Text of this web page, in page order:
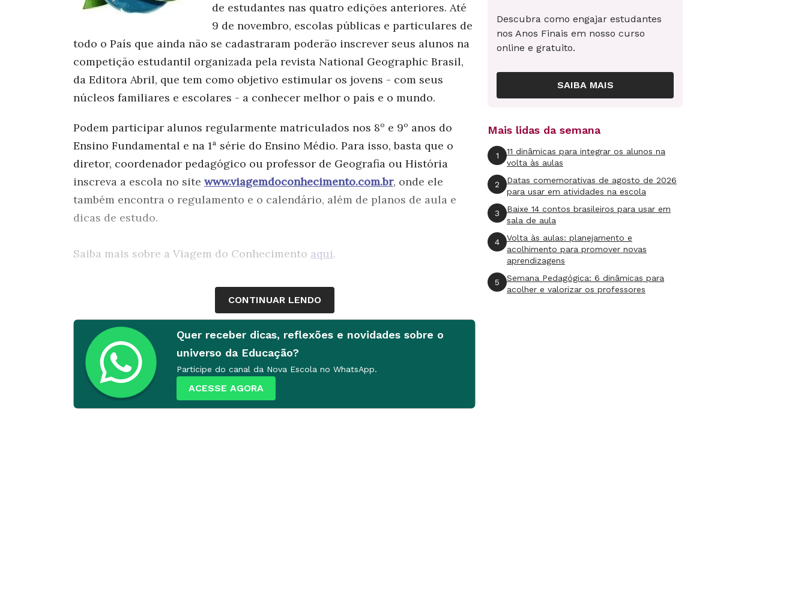
de estudantes nas quatro edições anteriores. Até
9 de novembro, escolas públicas e particulares de
todo o País que ainda não se cadastraram poderão inscrever seus alunos na
competição estudantil organizada pela revista National Geographic Brasil,
da Editora Abril, que tem como objetivo estimular os jovens - com seus
núcleos familiares e escolares - a conhecer melhor o país e o mundo.
Podem participar alunos regularmente matriculados nos 8º e 9º anos do
Ensino Fundamental e na 1ª série do Ensino Médio. Para isso, basta que o
diretor, coordenador pedagógico ou professor de Geografia ou História
inscreva a escola no site www.viagemdoconhecimento.com.br, onde ele
também encontra o regulamento e o calendário, além de planos de aula e
dicas de estudo.
Saiba mais sobre a Viagem do Conhecimento aqui.
CONTINUAR LENDO
Quer receber dicas, reflexões e novidades sobre o
universo da Educação?
Participe do canal da Nova Escola no WhatsApp.
ACESSE AGORA
Descubra como engajar estudantes
nos Anos Finais em nosso curso
online e gratuito.
SAIBA MAIS
Mais lidas da semana
1
11 dinâmicas para integrar os alunos na
volta às aulas
2
Datas comemorativas de agosto de 2026
para usar em atividades na escola
3
Baixe 14 contos brasileiros para usar em
sala de aula
4
Volta às aulas: planejamento e
acolhimento para promover novas
aprendizagens
5
Semana Pedagógica: 6 dinâmicas para
acolher e valorizar os professores